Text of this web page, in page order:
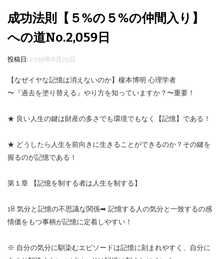
成功法則【５%の５%の仲間入り】
への道No.2,059日
投稿日: 2019年6月29日
【なぜイヤな記憶は消えないのか】榎本博明 心理学者
〜『過去を塗り替える』やり方を知っていますか？〜重要！
★ 良い人生の鍵は財産の多さでも環境でもなく【記憶】である！
★ どうしたら人生を前向きに生きることができるのか？その鍵を
握るのが記憶である！
第１章 【記憶を制する者は人生を制する】
18 気分と記憶の不思議な関係➡︎ 記憶する人の気分と一致するの感
情価をもつ事柄が記憶に定着しやすい！
※ 自分の気分に馴染むエピソードは記憶に刻まれやすく、自分に